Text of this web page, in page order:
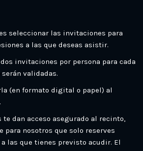
seleccionar las invitaciones para
a las que deseas asistir.
invitaciones por persona para cada
validadas.
(en formato digital o papel) al
dan acceso asegurado al recinto,
para nosotros que solo reserves
las que tienes previsto acudir. El